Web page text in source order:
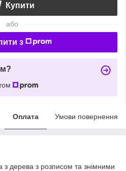
Купити
або
з
Оплата Умови повернення
з дерева з розписом та знімними